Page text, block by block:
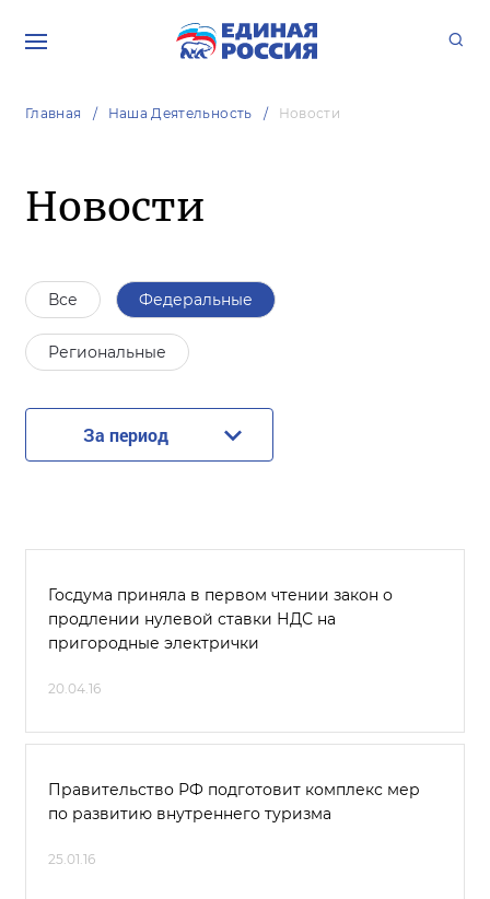
Главная Наша Деятельность Новости
Новости
Все Федеральные
Региональные
За период
Госдума приняла в первом чтении закон о
продлении нулевой ставки НДС на
пригородные электрички
20.04.16
Правительство РФ подготовит комплекс мер
по развитию внутреннего туризма
25.01.16